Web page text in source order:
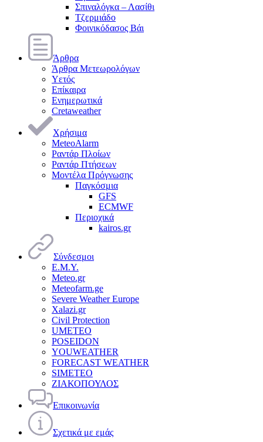
Σπιναλόγκα – Λασίθι
Τζερμιάδο
Φοινικόδασος Βάι
Άρθρα
Άρθρα Μετεωρολόγων
Υετός
Επίκαιρα
Ενημερωτικά
Cretaweather
Χρήσιμα
MeteoAlarm
Ραντάρ Πλοίων
Ραντάρ Πτήσεων
Μοντέλα Πρόγνωσης
Παγκόσμια
GFS
ECMWF
Περιοχικά
kairos.gr
Σύνδεσμοι
Ε.Μ.Υ.
Meteo.gr
Meteofarm.ge
Severe Weather Europe
Xalazi.gr
Civil Protection
UMETEO
POSEIDON
YOUWEATHER
FORECAST WEATHER
SIMETEO
ΖΙΑΚΟΠΟΥΛΟΣ
Επικοινωνία
Σχετικά με εμάς